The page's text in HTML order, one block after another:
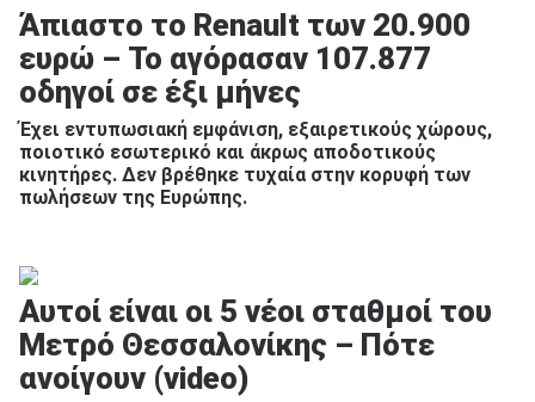
ΑΝΑΖΗΤΗΣΗ
Άπιαστο το Renault των 20.900
ευρώ – Το αγόρασαν 107.877
οδηγοί σε έξι μήνες
Έχει εντυπωσιακή εμφάνιση, εξαιρετικούς χώρους,
ποιοτικό εσωτερικό και άκρως αποδοτικούς
κινητήρες. Δεν βρέθηκε τυχαία στην κορυφή των
πωλήσεων της Ευρώπης.
Αυτοί είναι οι 5 νέοι σταθμοί του
Μετρό Θεσσαλονίκης – Πότε
ανοίγουν (video)